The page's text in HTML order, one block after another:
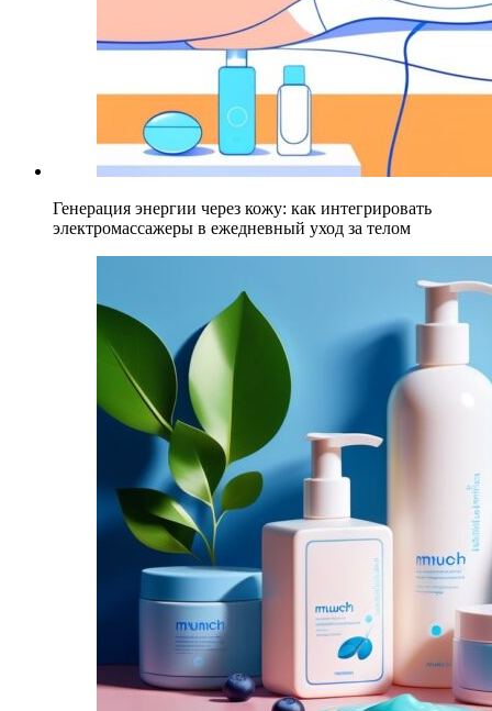
Генерация энергии через кожу: как интегрировать
электромассажеры в ежедневный уход за телом